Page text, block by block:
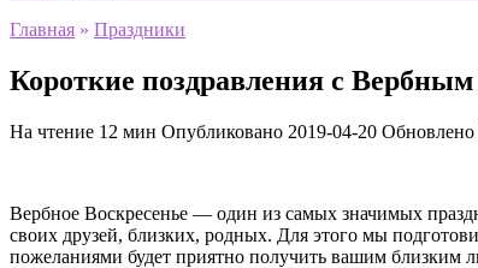
Главная » Праздники
Короткие поздравления с
На чтение 12 мин Опубликовано 2019-04-20 Обновлено
Вербное Воскресенье — один из самых значимых
своих друзей, близких, родных. Для этого мы
пожеланиями будет приятно получить вашим близким